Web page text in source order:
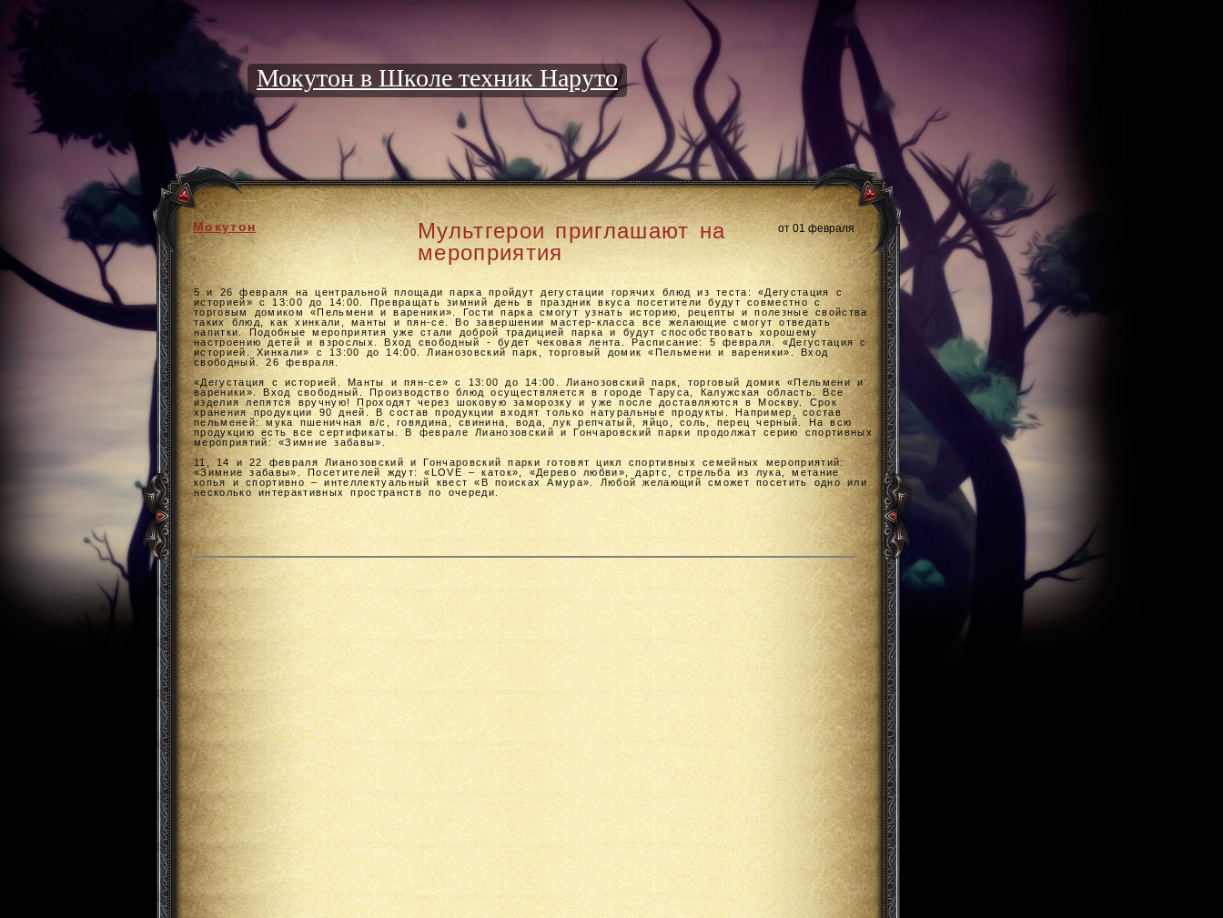
Мокутон в Школе техник Наруто
Мокутон
Мультгерои приглашают на
мероприятия
от 01 февраля
5 и 26 февраля на центральной площади парка пройдут дегустации горячих блюд из теста: «Дегустация с
историей» с 13:00 до 14:00. Превращать зимний день в праздник вкуса посетители будут совместно с
торговым домиком «Пельмени и вареники». Гости парка смогут узнать историю, рецепты и полезные свойства
таких блюд, как хинкали, манты и пян-се. Во завершении мастер-класса все желающие смогут отведать
напитки. Подобные мероприятия уже стали доброй традицией парка и будут способствовать хорошему
настроению детей и взрослых. Вход свободный - будет чековая лента. Расписание: 5 февраля. «Дегустация с
историей. Хинкали» с 13:00 до 14:00. Лианозовский парк, торговый домик «Пельмени и вареники». Вход
свободный. 26 февраля.
«Дегустация с историей. Манты и пян-се» с 13:00 до 14:00. Лианозовский парк, торговый домик «Пельмени и
вареники». Вход свободный. Производство блюд осуществляется в городе Таруса, Калужская область. Все
изделия лепятся вручную! Проходят через шоковую заморозку и уже после доставляются в Москву. Срок
хранения продукции 90 дней. В состав продукции входят только натуральные продукты. Например, состав
пельменей: мука пшеничная в/с, говядина, свинина, вода, лук репчатый, яйцо, соль, перец черный. На всю
продукцию есть все сертификаты. В феврале Лианозовский и Гончаровский парки продолжат серию спортивных
мероприятий: «Зимние забавы».
11, 14 и 22 февраля Лианозовский и Гончаровский парки готовят цикл спортивных семейных мероприятий:
«Зимние забавы». Посетителей ждут: «LOVE – каток», «Дерево любви», дартс, стрельба из лука, метание
копья и спортивно – интеллектуальный квест «В поисках Амура». Любой желающий сможет посетить одно или
несколько интерактивных пространств по очереди.